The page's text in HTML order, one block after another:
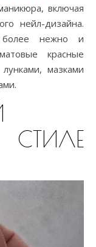
включая
нейл-дизайна.
более нежно и
красные
мазками